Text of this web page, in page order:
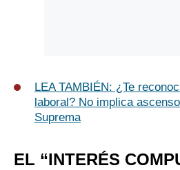
LEA TAMBIÉN: ¿Te
laboral? No implica
Suprema
EL “INTERÉS